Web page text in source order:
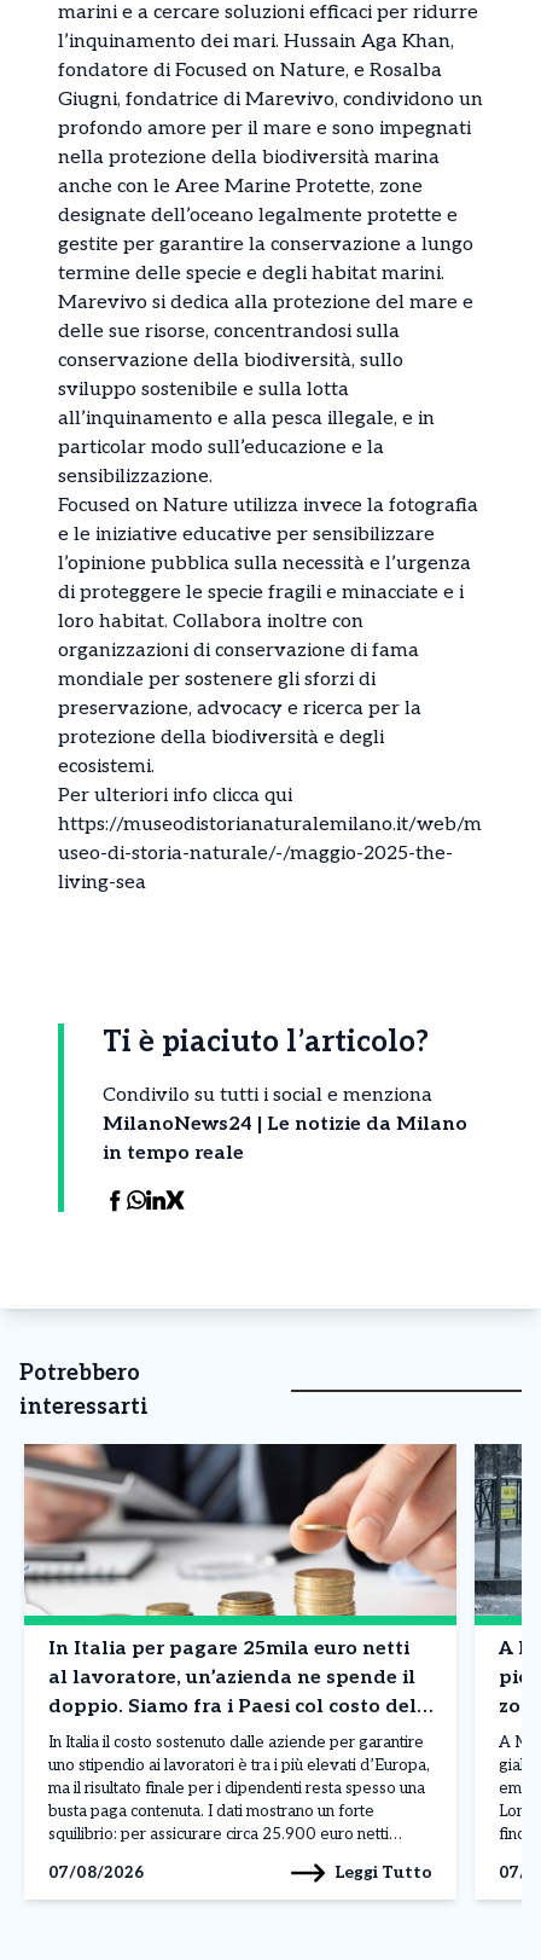
marini e a cercare soluzioni efficaci per ridurre
l’inquinamento dei mari. Hussain Aga Khan,
fondatore di Focused on Nature, e Rosalba
Giugni, fondatrice di Marevivo, condividono un
profondo amore per il mare e sono impegnati
nella protezione della biodiversità marina
anche con le Aree Marine Protette, zone
designate dell’oceano legalmente protette e
gestite per garantire la conservazione a lungo
termine delle specie e degli habitat marini.
Marevivo si dedica alla protezione del mare e
delle sue risorse, concentrandosi sulla
conservazione della biodiversità, sullo
sviluppo sostenibile e sulla lotta
all’inquinamento e alla pesca illegale, e in
particolar modo sull’educazione e la
sensibilizzazione.
Focused on Nature utilizza invece la fotografia
e le iniziative educative per sensibilizzare
l’opinione pubblica sulla necessità e l’urgenza
di proteggere le specie fragili e minacciate e i
loro habitat. Collabora inoltre con
organizzazioni di conservazione di fama
mondiale per sostenere gli sforzi di
preservazione, advocacy e ricerca per la
protezione della biodiversità e degli
ecosistemi.
Per ulteriori info clicca qui
https://museodistorianaturalemilano.it/web/m
useo-di-storia-naturale/-/maggio-2025-the-
living-sea
Ti è piaciuto l’articolo?
Condivilo su tutti i social e menziona
MilanoNews24 | Le notizie da Milano
in tempo reale
Potrebbero
interessarti
In Italia per pagare 25mila euro netti
al lavoratore, un’azienda ne spende il
doppio. Siamo fra i Paesi col costo del
lavoro più in alto in Europa. I dati
In Italia il costo sostenuto dalle aziende per garantire
uno stipendio ai lavoratori è tra i più elevati d’Europa,
ma il risultato finale per i dipendenti resta spesso una
busta paga contenuta. I dati mostrano un forte
squilibrio: per assicurare circa 25.900 euro netti
una spesa complessiva vicina […]
07/08/2026 Leggi Tutto
A
A
giallo
fino
07/